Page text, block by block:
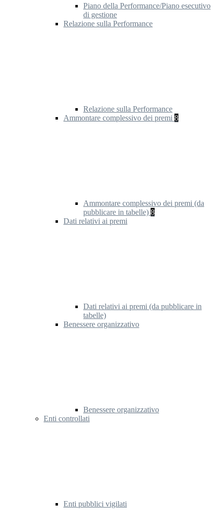
Piano della Performance/Piano esecutivo
di gestione
Relazione sulla Performance
Relazione sulla Performance
Ammontare complessivo dei premi 8
Ammontare complessivo dei premi (da
pubblicare in tabelle) 8
Dati relativi ai premi
Dati relativi ai premi (da pubblicare in
tabelle)
Benessere organizzativo
Benessere organizzativo
Enti controllati
Enti pubblici vigilati